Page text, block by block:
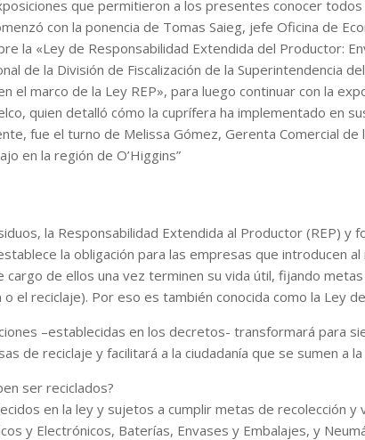
que permitieron a los presentes conocer
con la ponencia de Tomas Saieg, jefe Oficina de
la «Ley de Responsabilidad Extendida del Productor:
de la División de Fiscalización de la Superintendencia
el marco de la Ley REP», para luego continuar con la
quien detalló cómo la cuprífera ha implementado en
fue el turno de Melissa Gómez, Gerenta Comercial de
en la región de O’Higgins”
la Responsabilidad Extendida al Productor (REP) y
la obligación para las empresas que introducen
de ellos una vez terminen su vida útil, fijando
el reciclaje). Por eso es también conocida como la Ley
–establecidas en los decretos- transformará para
de reciclaje y facilitará a la ciudadanía que se sumen a
ser reciclados?
en la ley y sujetos a cumplir metas de recolección y
y Electrónicos, Baterías, Envases y Embalajes, y